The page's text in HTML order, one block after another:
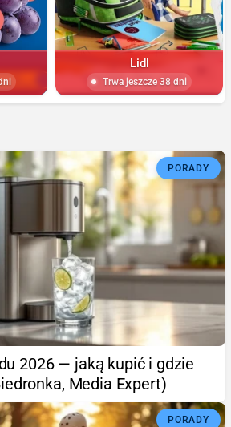
Lidl
Trwa jeszcze 38 dni
PORADY
2026 — jaką kupić i gdzie
Media Expert)
PORADY